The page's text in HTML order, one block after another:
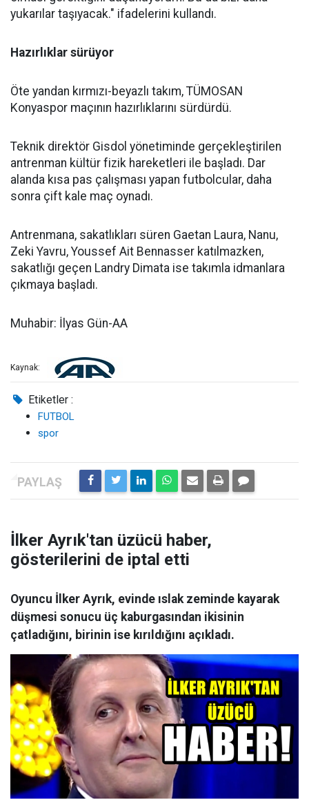
yukarılar taşıyacak." ifadelerini kullandı.
Hazırlıklar sürüyor
Öte yandan kırmızı-beyazlı takım, TÜMOSAN
Konyaspor maçının hazırlıklarını sürdürdü.
Teknik direktör Gisdol yönetiminde gerçekleştirilen
antrenman kültür fizik hareketleri ile başladı. Dar
alanda kısa pas çalışması yapan futbolcular, daha
sonra çift kale maç oynadı.
Antrenmana, sakatlıkları süren Gaetan Laura, Nanu,
Zeki Yavru, Youssef Ait Bennasser katılmazken,
sakatlığı geçen Landry Dimata ise takımla idmanlara
çıkmaya başladı.
Muhabir: İlyas Gün-AA
Kaynak:
Etiketler :
FUTBOL
spor
İlker Ayrık'tan üzücü haber,
gösterilerini de iptal etti
Oyuncu İlker Ayrık, evinde ıslak zeminde kayarak
düşmesi sonucu üç kaburgasından ikisinin
çatladığını, birinin ise kırıldığını açıkladı.